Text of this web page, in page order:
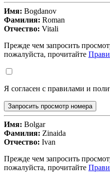
Имя: Bogdanov
Фамилия: Roman
Отчество: Vitali
Прежде чем запросить
пожалуйста, прочитайте
Я согласен с правилами и
Запросить просмотр номера
Имя: Bolgar
Фамилия: Zinaida
Отчество: Ivan
Прежде чем запросить
пожалуйста, прочитайте